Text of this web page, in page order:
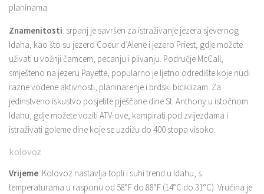
planinama.
Znamenitosti: srpanj je savršen za istraživanje jezera sjevernog
Idaha, kao što su jezero Coeur d’Alene i jezero Priest, gdje možete
uživati ​​u vožnji čamcem, pecanju i plivanju. Područje McCall,
smješteno na jezeru Payette, popularno je ljetno odredište koje nudi
razne vodene aktivnosti, planinarenje i brdski biciklizam. Za
jedinstveno iskustvo posjetite pješčane dine St. Anthony u istočnom
Idahu, gdje možete voziti ATV-ove, kampirati pod zvijezdama i
istraživati ​​goleme dine koje se uzdižu do 400 stopa visoko.
kolovoz
Vrijeme: Kolovoz nastavlja topli i suhi trend u Idahu, s
temperaturama u rasponu od 58°F do 88°F (14°C do 31°C). Vrućina je